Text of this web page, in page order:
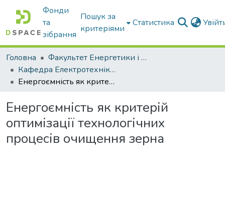
Фонди
та
зібрання
Пошук за
критеріями
Статистика
Головна
Факультет Енергетики і комп'ютерних технологій
Кафедра Електротехніки і електромеханіки ім. проф. В.В. Овчарова
Енергоємність як критерій оптимізації технологічних процесів очищення зерна
Енергоємність як критерій
оптимізації технологічних
процесів очищення зерна